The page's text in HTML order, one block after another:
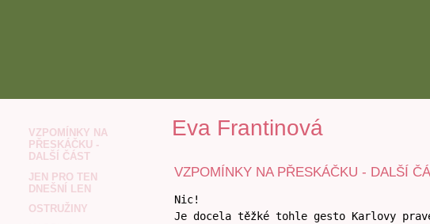
VZPOMÍNKY NA
PŘESKÁČKU -
DALŠÍ ČÁST
JEN PRO TEN
DNEŠNÍ LEN
OSTRUŽINY
Eva Frantinová
VZPOMÍNKY NA PŘESKÁČKU - DALŠÍ
Nic!
Je docela těžké tohle gesto Karlovy